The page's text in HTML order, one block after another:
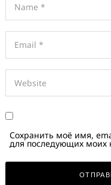
Сохранить моё имя,
для последующих моих